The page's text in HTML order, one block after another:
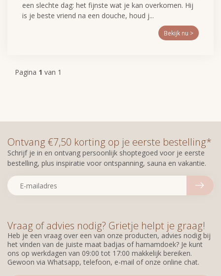
een slechte dag: het fijnste wat je kan overkomen. Hij
is je beste vriend na een douche, houd j...
Bekijk nu >
Pagina 1 van 1
Vraag of advies nodig? Grietje helpt je graag!
Heb je een vraag over een van onze producten, advies nodig bij
het vinden van de juiste maat badjas of hamamdoek? Je kunt
ons op werkdagen van 09:00 tot 17:00 makkelijk bereiken.
Gewoon via Whatsapp, telefoon, e-mail of onze online chat.
Ontvang €7,50 korting op je eerste bestelling*
Schrijf je in en ontvang persoonlijk shoptegoed voor je eerste
bestelling, plus inspiratie voor ontspanning, sauna en vakantie.